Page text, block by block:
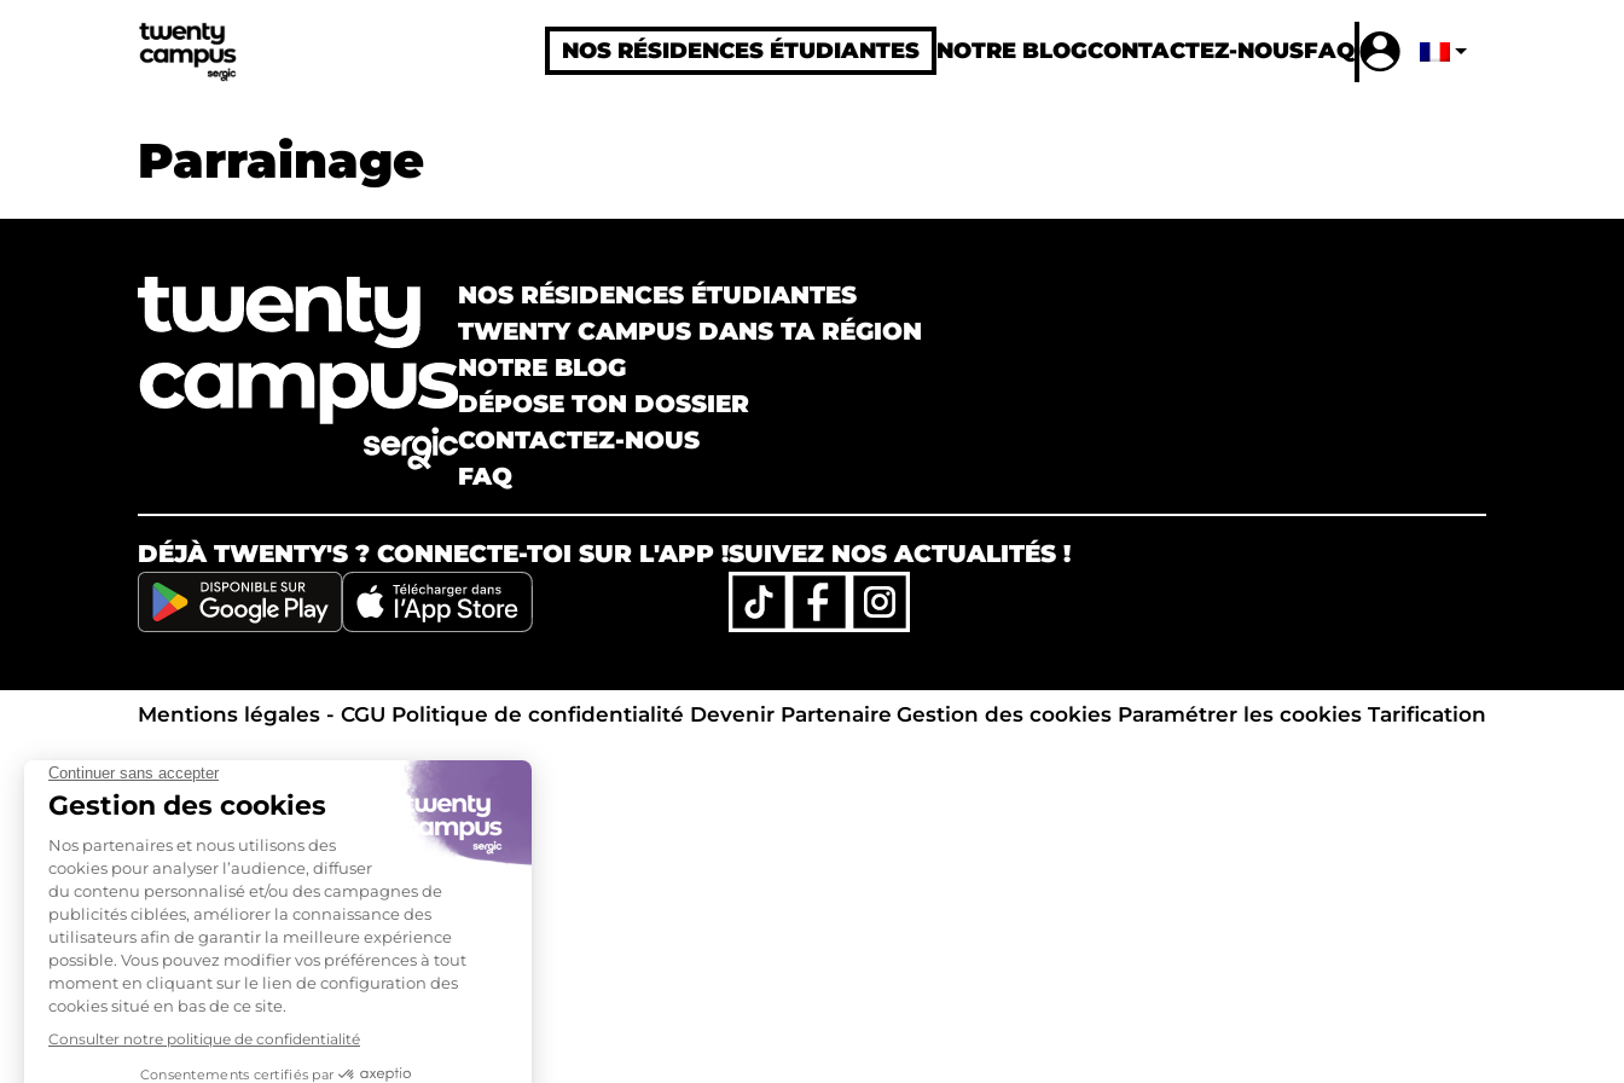
NOS RÉSIDENCES ÉTUDIANTES NOTRE BLOGCONTACTEZ-NOUSFAQ
Parrainage
NOS RÉSIDENCES ÉTUDIANTES
TWENTY CAMPUS DANS TA RÉGION
NOTRE BLOG
DÉPOSE TON DOSSIER
CONTACTEZ-NOUS
FAQ
DÉJÀ TWENTY'S ? CONNECTE-TOI SUR L'APP !SUIVEZ NOS ACTUALITÉS !
Mentions légales - CGU Politique de confidentialité Devenir Partenaire Gestion des cookies Paramétrer les cookies Tarification